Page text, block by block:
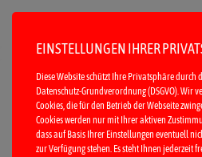
EINSTELLUNGEN IHRER
Diese Website schützt Ihre Privatsphäre durch
Datenschutz-Grundverordnung (DSGVO). Wir
Cookies, die für den Betrieb der Webseite
Cookies werden nur mit Ihrer aktiven
dass auf Basis Ihrer Einstellungen eventuell
zur Verfügung stehen. Es steht Ihnen jederzeit